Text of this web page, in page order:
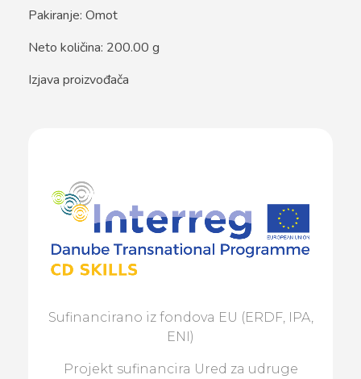
Pakiranje: Omot
Neto količina: 200.00 g
Izjava proizvođača
Sufinancirano iz fondova EU (ERDF, IPA,
ENI)
Projekt sufinancira Ured za udruge